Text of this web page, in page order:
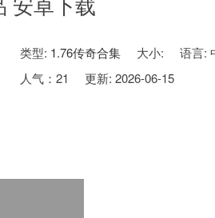
类型: 1.76传奇合集 大小:
语言:
人气： 21 更新: 2026-06-15